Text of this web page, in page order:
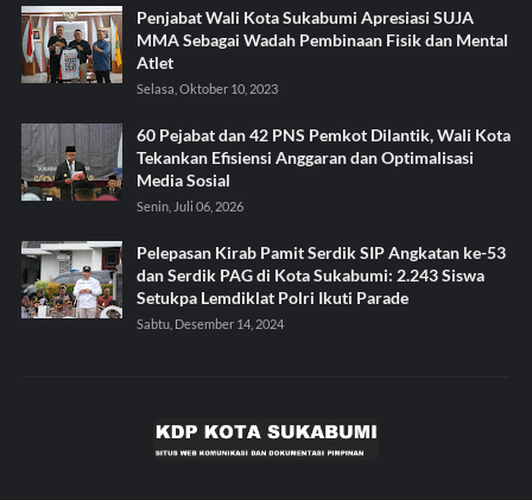
Penjabat Wali Kota Sukabumi Apresiasi SUJA
MMA Sebagai Wadah Pembinaan Fisik dan Mental
Atlet
Selasa, Oktober 10, 2023
60 Pejabat dan 42 PNS Pemkot Dilantik, Wali Kota
Tekankan Efisiensi Anggaran dan Optimalisasi
Media Sosial
Senin, Juli 06, 2026
Pelepasan Kirab Pamit Serdik SIP Angkatan ke-53
dan Serdik PAG di Kota Sukabumi: 2.243 Siswa
Setukpa Lemdiklat Polri Ikuti Parade
Sabtu, Desember 14, 2024